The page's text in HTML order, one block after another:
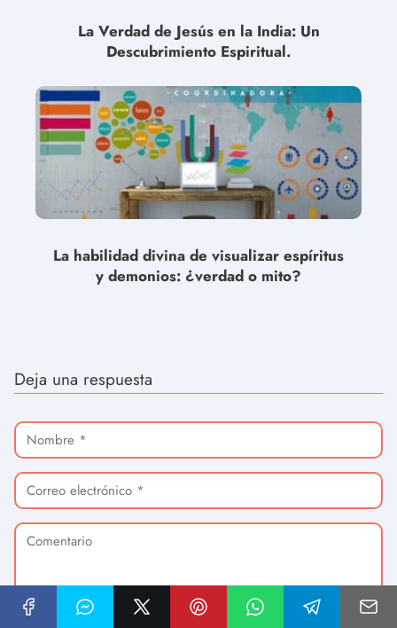
La Verdad de Jesús en la India: Un
Descubrimiento Espiritual.
La habilidad divina de visualizar espíritus
y demonios: ¿verdad o mito?
Deja una respuesta